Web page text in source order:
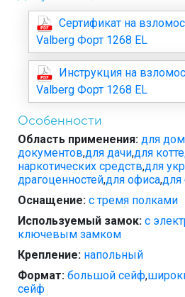
Сертификат на
Valberg Форт 1268 EL
Инструкция на
Valberg Форт 1268 EL
Особенности
Область применения: для
документов,для дачи,для
наркотических средств,для
драгоценностей,для офиса,для
Оснащение: с тремя полками
Используемый замок: с
ключевым замком
Крепление: напольный
Формат: большой сейф,
сейф